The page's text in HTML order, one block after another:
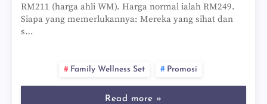
RM211 (harga ahli WM). Harga normal ialah RM249.
Siapa yang memerlukannya: Mereka yang sihat dan
s…
Family Wellness Set Promosi
Read more »